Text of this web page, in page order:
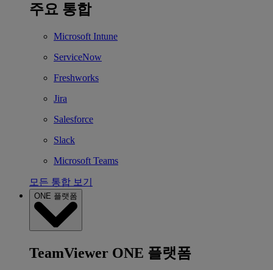
주요 통합
Microsoft Intune
ServiceNow
Freshworks
Jira
Salesforce
Slack
Microsoft Teams
모든 통합 보기
ONE 플랫폼
TeamViewer ONE 플랫폼